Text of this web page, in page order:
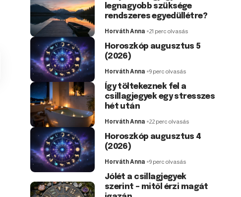
legnagyobb szüksége
rendszeres egyedüllétre?
Horváth Anna 21 perc olvasás
Horoszkóp augusztus 5
(2026)
Horváth Anna 9 perc olvasás
Így töltekeznek fel a
csillagjegyek egy stresszes
hét után
Horváth Anna 22 perc olvasás
Horoszkóp augusztus 4
(2026)
Horváth Anna 9 perc olvasás
Jólét a csillagjegyek
szerint – mitől érzi magát